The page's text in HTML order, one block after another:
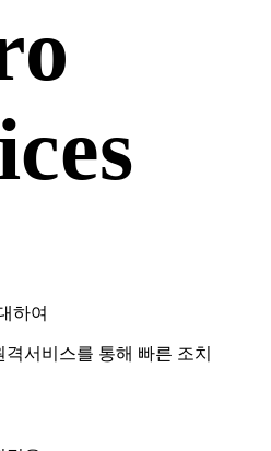
하여
서비스를 통해 빠른 조치